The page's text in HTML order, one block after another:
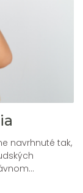
navrhnuté tak,